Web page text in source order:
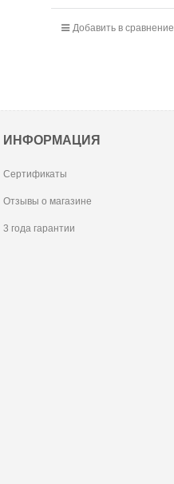
Добавить в сравнение
ИНФОРМАЦИЯ
Сертификаты
Отзывы о магазине
3 года гарантии